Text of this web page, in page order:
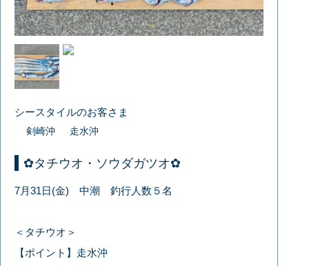
シースタイルのお客さま
剣崎沖 走水沖
✿タチウオ・ソウダガツオ✿
7月31日(金) 中潮 釣行人数５名
＜タチウオ＞
【ポイント】走水沖